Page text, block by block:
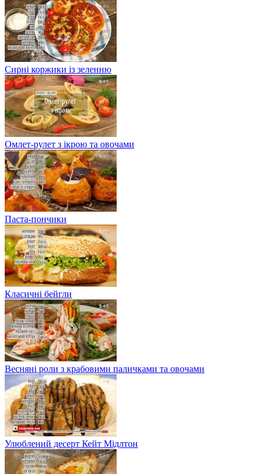
Сирні коржики із зеленню
Омлет-рулет з ікрою та овочами
Паста-пончики
Класичні бейгли
Весняні роли з крабовими паличками та овочами
Улюблений десерт Кейт Мідлтон